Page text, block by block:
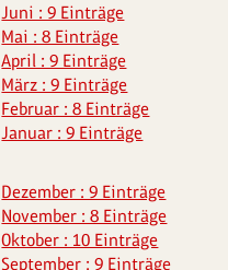
Juni : 9 Einträge
Mai : 8 Einträge
April : 9 Einträge
März : 9 Einträge
Februar : 8 Einträge
Januar : 9 Einträge
Dezember : 9 Einträge
November : 8 Einträge
Oktober : 10 Einträge
September : 9 Einträge